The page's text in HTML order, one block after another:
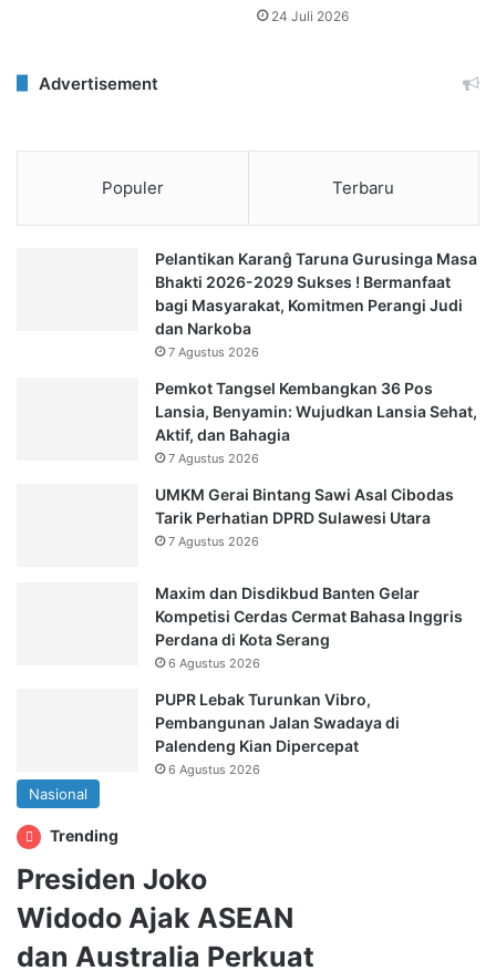
24 Juli 2026
Advertisement
Populer Terbaru
Pelantikan Karanĝ Taruna Gurusinga Masa
Bhakti 2026-2029 Sukses ! Bermanfaat
bagi Masyarakat, Komitmen Perangi Judi
dan Narkoba
7 Agustus 2026
Pemkot Tangsel Kembangkan 36 Pos
Lansia, Benyamin: Wujudkan Lansia Sehat,
Aktif, dan Bahagia
7 Agustus 2026
UMKM Gerai Bintang Sawi Asal Cibodas
Tarik Perhatian DPRD Sulawesi Utara
7 Agustus 2026
Maxim dan Disdikbud Banten Gelar
Kompetisi Cerdas Cermat Bahasa Inggris
Perdana di Kota Serang
6 Agustus 2026
PUPR Lebak Turunkan Vibro,
Pembangunan Jalan Swadaya di
Palendeng Kian Dipercepat
6 Agustus 2026